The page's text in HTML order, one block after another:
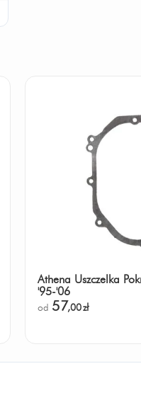
Athena Uszczelka
'95-'06
od 57,00zł